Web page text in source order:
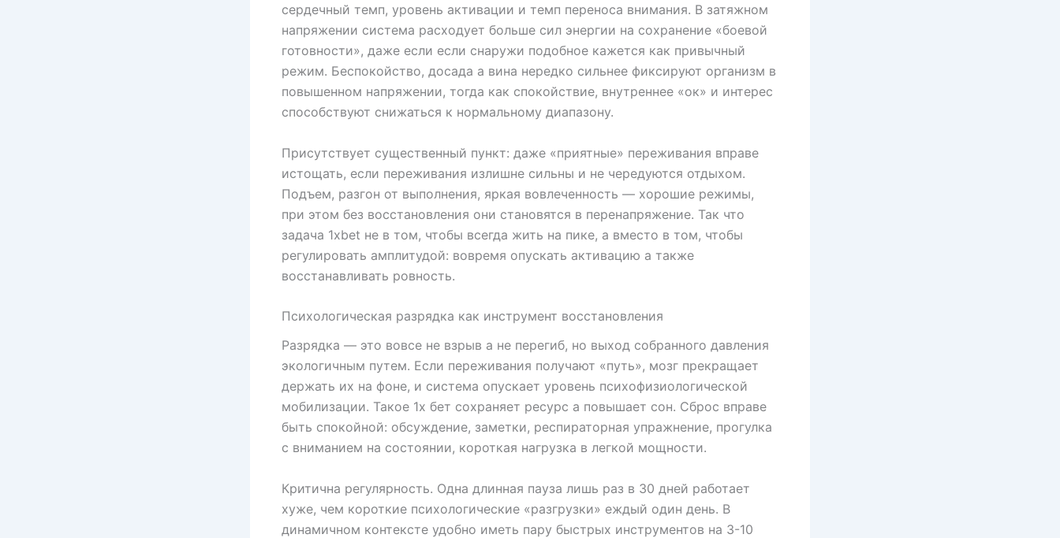
сердечный темп, уровень активации и темп переноса внимания. В затяжном
напряжении система расходует больше сил энергии на сохранение «боевой
готовности», даже если если снаружи подобное кажется как привычный
режим. Беспокойство, досада а вина нередко сильнее фиксируют организм в
повышенном напряжении, тогда как спокойствие, внутреннее «ок» и интерес
способствуют снижаться к нормальному диапазону.
Присутствует существенный пункт: даже «приятные» переживания вправе
истощать, если переживания излишне сильны и не чередуются отдыхом.
Подъем, разгон от выполнения, яркая вовлеченность — хорошие режимы,
при этом без восстановления они становятся в перенапряжение. Так что
задача 1xbet не в том, чтобы всегда жить на пике, а вместо в том, чтобы
регулировать амплитудой: вовремя опускать активацию а также
восстанавливать ровность.
Психологическая разрядка как инструмент восстановления
Разрядка — это вовсе не взрыв а не перегиб, но выход собранного давления
экологичным путем. Если переживания получают «путь», мозг прекращает
держать их на фоне, и система опускает уровень психофизиологической
мобилизации. Такое 1х бет сохраняет ресурс а повышает сон. Сброс вправе
быть спокойной: обсуждение, заметки, респираторная упражнение, прогулка
с вниманием на состоянии, короткая нагрузка в легкой мощности.
Критична регулярность. Одна длинная пауза лишь раз в 30 дней работает
хуже, чем короткие психологические «разгрузки» еждый один день. В
динамичном контексте удобно иметь пару быстрых инструментов на 3-10